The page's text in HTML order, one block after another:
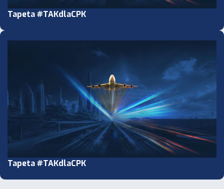
Tapeta #TAKdlaCPK
Tapeta #TAKdlaCPK